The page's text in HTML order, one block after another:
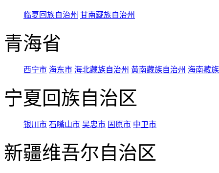
临夏回族自治州 甘南藏族自治州
青海省
西宁市 海东市 海北藏族自治州 黄南藏族自治州 海南藏
宁夏回族自治区
银川市 石嘴山市 吴忠市 固原市 中卫市
新疆维吾尔自治区